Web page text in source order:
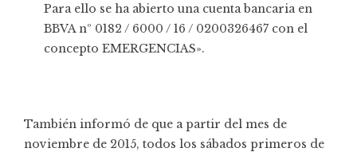
Para ello se ha abierto una cuenta bancaria en
BBVA nº 0182 / 6000 / 16 / 0200326467 con el
concepto EMERGENCIAS».
También informó de que a partir del mes de
noviembre de 2015, todos los sábados primeros de